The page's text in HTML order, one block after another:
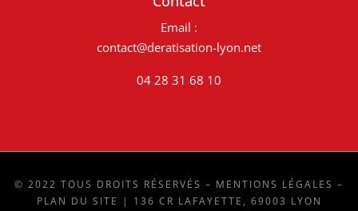
Email :
contact@deratisation-lyon.net
04 28 31 68 10
© 2022 TOUS DROITS RÉSERVÉS – MENTIONS LÉGALES –
PLAN DU SITE
| 136 CR LAFAYETTE, 69003 LYON